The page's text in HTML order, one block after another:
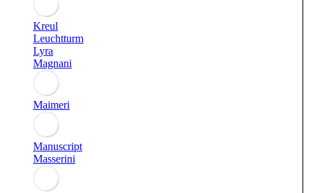
Kreul
Leuchtturm
Lyra
Magnani
Maimeri
Manuscript
Masserini